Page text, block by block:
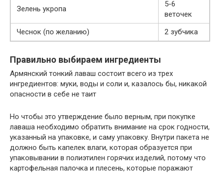
Зелень укропа
5-6
веточек
Чеснок (по желанию)
2 зубчика
Правильно выбираем ингредиенты
Армянский тонкий лаваш состоит всего из трех
ингредиентов: муки, воды и соли и, казалось бы, никакой
опасности в себе не таит
Но чтобы это утверждение было верным, при покупке
лаваша необходимо обратить внимание на срок годности,
указанный на упаковке, и саму упаковку. Внутри пакета не
должно быть капелек влаги, которая образуется при
упаковывании в полиэтилен горячих изделий, потому что
картофельная палочка и плесень, которые поражают